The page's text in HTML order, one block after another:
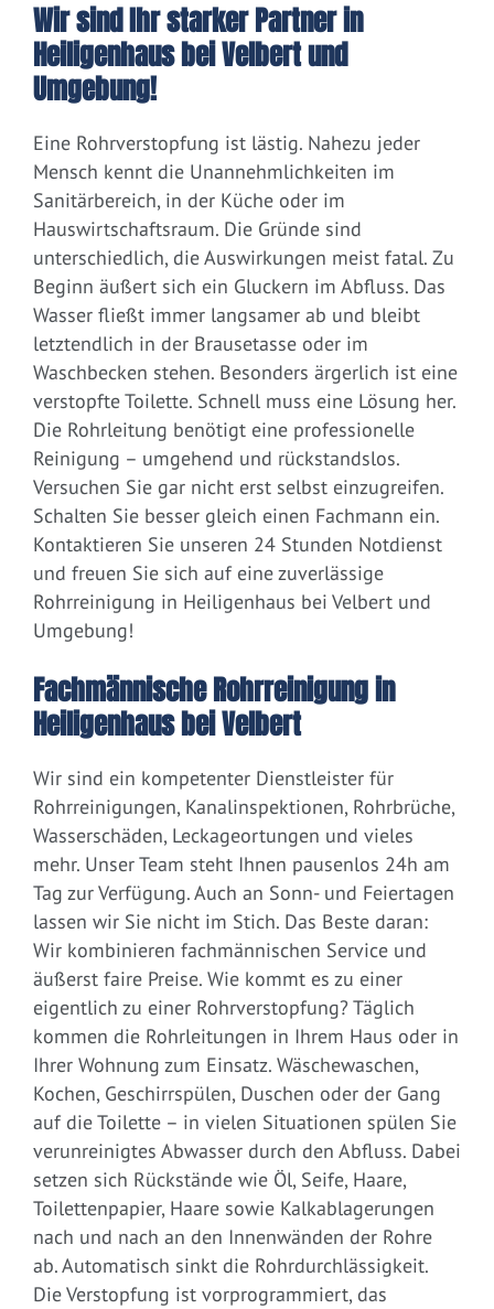
Wir sind Ihr starker Partner in
Heiligenhaus bei Velbert und
Umgebung!
Eine Rohrverstopfung ist lästig. Nahezu jeder
Mensch kennt die Unannehmlichkeiten im
Sanitärbereich, in der Küche oder im
Hauswirtschaftsraum. Die Gründe sind
unterschiedlich, die Auswirkungen meist fatal. Zu
Beginn äußert sich ein Gluckern im Abfluss. Das
Wasser fließt immer langsamer ab und bleibt
letztendlich in der Brausetasse oder im
Waschbecken stehen. Besonders ärgerlich ist eine
verstopfte Toilette. Schnell muss eine Lösung her.
Die Rohrleitung benötigt eine professionelle
Reinigung – umgehend und rückstandslos.
Versuchen Sie gar nicht erst selbst einzugreifen.
Schalten Sie besser gleich einen Fachmann ein.
Kontaktieren Sie unseren 24 Stunden Notdienst
und freuen Sie sich auf eine zuverlässige
Rohrreinigung in Heiligenhaus bei Velbert und
Umgebung!
Fachmännische Rohrreinigung in
Heiligenhaus bei Velbert
Wir sind ein kompetenter Dienstleister für
Rohrreinigungen, Kanalinspektionen, Rohrbrüche,
Wasserschäden, Leckageortungen und vieles
mehr. Unser Team steht Ihnen pausenlos 24h am
Tag zur Verfügung. Auch an Sonn- und Feiertagen
lassen wir Sie nicht im Stich. Das Beste daran:
Wir kombinieren fachmännischen Service und
äußerst faire Preise. Wie kommt es zu einer
eigentlich zu einer Rohrverstopfung? Täglich
kommen die Rohrleitungen in Ihrem Haus oder in
Ihrer Wohnung zum Einsatz. Wäschewaschen,
Kochen, Geschirrspülen, Duschen oder der Gang
auf die Toilette – in vielen Situationen spülen Sie
verunreinigtes Abwasser durch den Abfluss. Dabei
setzen sich Rückstände wie Öl, Seife, Haare,
Toilettenpapier, Haare sowie Kalkablagerungen
nach und nach an den Innenwänden der Rohre
ab. Automatisch sinkt die Rohrdurchlässigkeit.
Die Verstopfung ist vorprogrammiert, das